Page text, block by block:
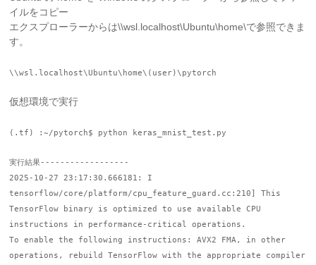
イルをコピー
エクスプローラーからは\\wsl.localhost\Ubuntu\home\で参照できま
す。
\\wsl.localhost\Ubuntu\home\(user)\pytorch
仮想環境で実行
(.tf) :~/pytorch$ python keras_mnist_test.py
実行結果------------------
2025-10-27 23:17:30.666181: I
tensorflow/core/platform/cpu_feature_guard.cc:210] This
TensorFlow binary is optimized to use available CPU
instructions in performance-critical operations.
To enable the following instructions: AVX2 FMA, in other
operations, rebuild TensorFlow with the appropriate compiler